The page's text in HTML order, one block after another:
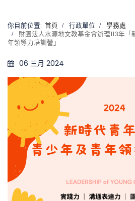
你目前位置: 首頁 行政單位
學務處
財團法人水源地文教基金會辦理113年
年領導力培訓營」
06 三月 2024